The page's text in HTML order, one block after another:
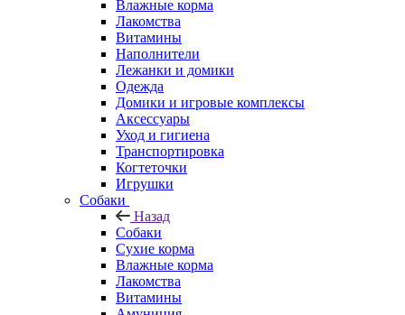
Влажные корма
Лакомства
Витамины
Наполнители
Лежанки и домики
Одежда
Домики и игровые комплексы
Аксессуары
Уход и гигиена
Транспортировка
Когтеточки
Игрушки
Собаки
Назад
Собаки
Сухие корма
Влажные корма
Лакомства
Витамины